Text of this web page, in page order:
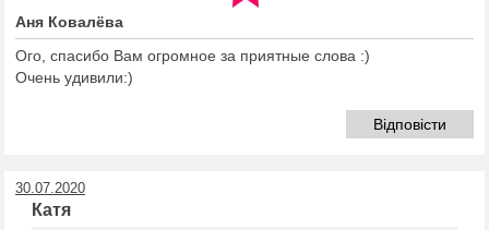
Аня Ковалёва
Ого, спасибо Вам огромное за приятные слова :)
Очень удивили:)
Відповісти
30.07.2020
Катя